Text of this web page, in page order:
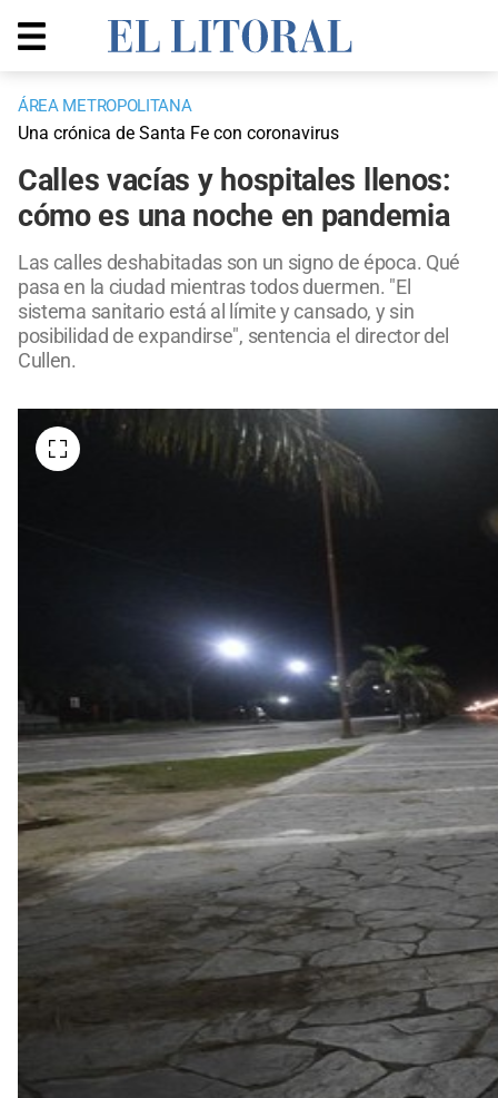
ÁREA METROPOLITANA
Una crónica de Santa Fe con coronavirus
Calles vacías y hospitales llenos:
cómo es una noche en pandemia
Las calles deshabitadas son un signo de época. Qué
pasa en la ciudad mientras todos duermen. "El
sistema sanitario está al límite y cansado, y sin
posibilidad de expandirse", sentencia el director del
Cullen.